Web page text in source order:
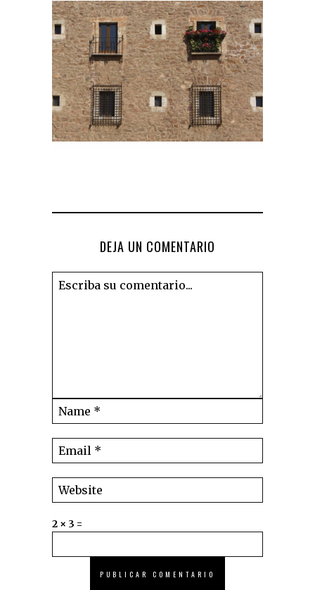
DEJA UN COMENTARIO
2 × 3 =